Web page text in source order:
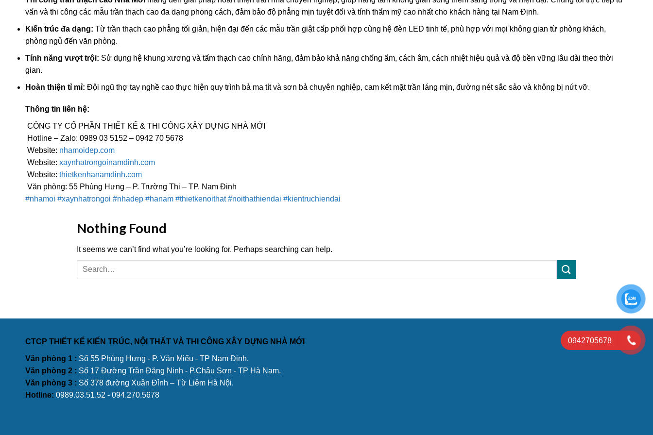
vấn và thi công các mẫu trần thạch cao đa dạng phong cách, đảm bảo độ phẳng mịn tuyệt đối và tính thẩm mỹ cao nhất cho khách hàng tại Nam Định.
Kiến trúc đa dạng: Từ trần thạch cao phẳng tối giản, hiện đại đến các mẫu trần giật cấp phối hợp cùng hệ đèn LED tinh tế, phù hợp với mọi không gian từ phòng khách,
phòng ngủ đến văn phòng.
Tính năng vượt trội: Sử dụng hệ khung xương và tấm thạch cao chính hãng, đảm bảo khả năng chống ẩm, cách âm, cách nhiệt hiệu quả và độ bền vững lâu dài theo thời
gian.
Hoàn thiện tỉ mỉ: Đội ngũ thợ tay nghề cao thực hiện quy trình bả ma tít và sơn bả chuyên nghiệp, cam kết mặt trần láng mịn, đường nét sắc sảo và không bị nứt vỡ.
Thông tin liên hệ:
CÔNG TY CỔ PHẦN THIẾT KẾ & THI CÔNG XÂY DỰNG NHÀ MỚI
Hotline – Zalo: 0989 03 5152 – 0942 70 5678
Website: nhamoidep.com
Website: xaynhatrongoinamdinh.com
Website: thietkenhanamdinh.com
Văn phòng: 55 Phùng Hưng – P. Trường Thi – TP. Nam Định
#nhamoi #xaynhatrongoi #nhadep #hanam #thietkenoithat #noithathiendai #kientruchiendai
Nothing Found
It seems we can’t find what you’re looking for. Perhaps searching can help.
CTCP THIẾT KẾ KIẾN TRÚC, NỘI THẤT VÀ THI CÔNG XÂY DỰNG NHÀ MỚI
Văn phòng 1 : Số 55 Phùng Hưng - P. Văn Miếu - TP Nam Định.
Văn phòng 2 : Số 17 Đường Trần Đăng Ninh - P.Châu Sơn - TP Hà Nam.
Văn phòng 3 : Số 378 đường Xuân Đỉnh – Từ Liêm Hà Nội.
Hotline: 0989.03.51.52 - 094.270.5678
0942705678